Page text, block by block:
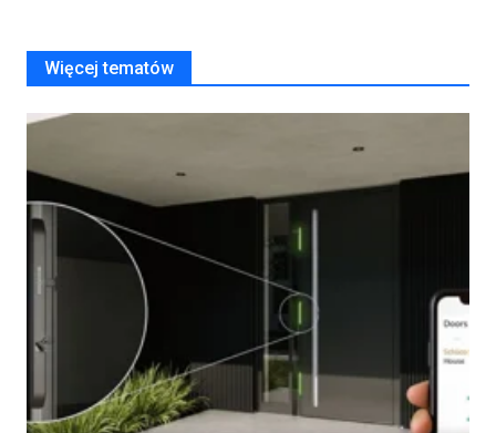
Więcej tematów